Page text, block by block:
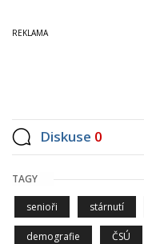
Diskuse 0
TAGY
senioři stárnutí
demografie ČSÚ